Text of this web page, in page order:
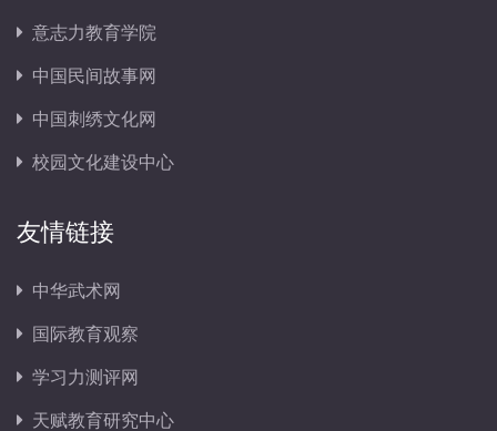
意志力教育学院
中国民间故事网
中国刺绣文化网
校园文化建设中心
友情链接
中华武术网
国际教育观察
学习力测评网
天赋教育研究中心